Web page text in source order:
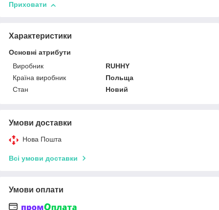
Приховати
Характеристики
Основні атрибути
Виробник
RUHHY
Країна виробник
Польща
Стан
Новий
Умови доставки
Нова Пошта
Всі умови доставки
Умови оплати